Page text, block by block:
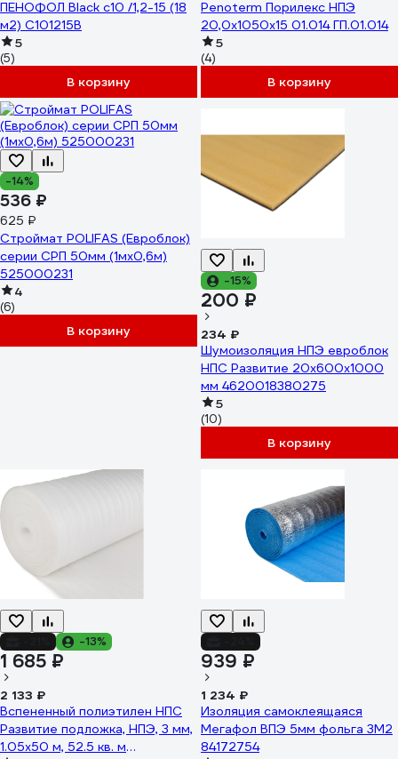
ПЕНОФОЛ Black с10 /1,2-15 (18
м2) С101215В
5
(5)
В корзину
Penoterm Порилекс НПЭ
20,0x1050x15 01.014 ГП.01.014
5
(4)
В корзину
-14%
536 ₽
625 ₽
Строймат POLIFAS (Евроблок)
серии СРП 50мм (1мх0,6м)
525000231
4
(6)
В корзину
-15%
200 ₽
234 ₽
Шумоизоляция НПЭ евроблок
НПС Развитие 20x600x1000
мм 4620018380275
5
(10)
В корзину
-13%
1 685 ₽
2 133 ₽
Вспененный полиэтилен НПС
Развитие подложка, НПЭ, 3 мм,
1.05x50 м, 52.5 кв. м
939 ₽
1 234 ₽
Изоляция самоклеящаяся
Мегафол ВПЭ 5мм фольга 3М2
84172754